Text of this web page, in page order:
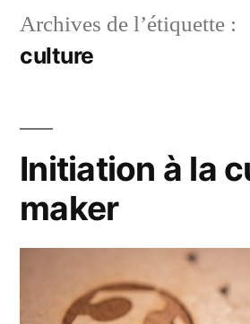
Archives de l’étiquette :
culture
Initiation à la
maker